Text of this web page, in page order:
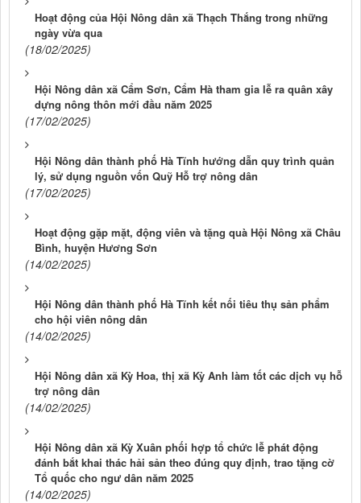
Hoạt động của Hội Nông dân xã Thạch Thắng trong những
ngày vừa qua
(18/02/2025)
Hội Nông dân xã Cẩm Sơn, Cẩm Hà tham gia lễ ra quân xây
dựng nông thôn mới đầu năm 2025
(17/02/2025)
Hội Nông dân thành phố Hà Tĩnh hướng dẫn quy trình quản
lý, sử dụng nguồn vốn Quỹ Hỗ trợ nông dân
(17/02/2025)
Hoạt động gặp mặt, động viên và tặng quà Hội Nông xã Châu
Bình, huyện Hương Sơn
(14/02/2025)
Hội Nông dân thành phố Hà Tĩnh kết nối tiêu thụ sản phẩm
cho hội viên nông dân
(14/02/2025)
Hội Nông dân xã Kỳ Hoa, thị xã Kỳ Anh làm tốt các dịch vụ hỗ
trợ nông dân
(14/02/2025)
Hội Nông dân xã Kỳ Xuân phối hợp tổ chức lễ phát động
đánh bắt khai thác hải sản theo đúng quy định, trao tặng cờ
Tổ quốc cho ngư dân năm 2025
(14/02/2025)